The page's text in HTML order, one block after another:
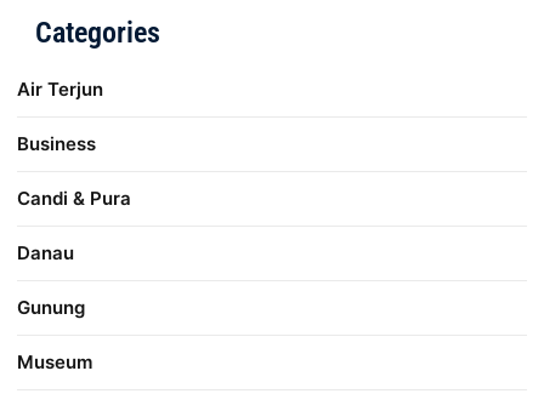
Categories
Air Terjun
Business
Candi & Pura
Danau
Gunung
Museum